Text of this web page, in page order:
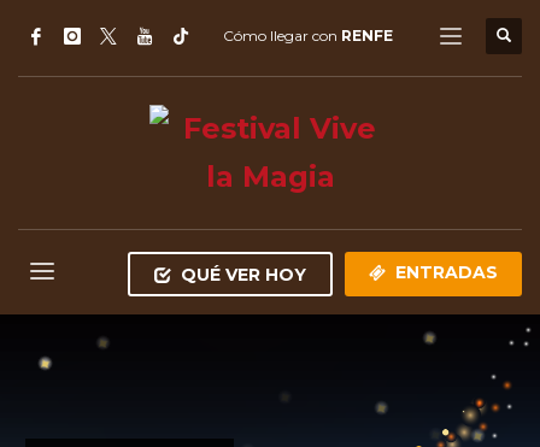
Cómo llegar con RENFE
QUÉ VER HOY ENTRADAS